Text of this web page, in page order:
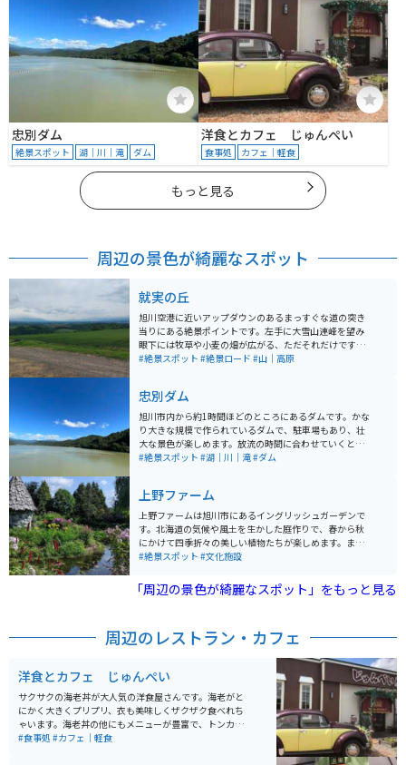
忠別ダム
絶景スポット 湖｜川｜滝 ダム
洋食とカフェ じゅんぺい
食事処 カフェ｜軽食
もっと見る
周辺の景色が綺麗なスポット
就実の丘
旭川空港に近いアップダウンのあるまっすぐな道の突き
当りにある絶景ポイントです。左手に大雪山連峰を望み
眼下には牧草や小麦の畑が広がる、ただそれだけですが
北海道らしい風景が広がっています。 簡単な観光案内看
にならないように訪れましょう。
#絶景スポット #絶景ロード #山｜高原
忠別ダム
旭川市内から約1時間ほどのところにあるダムです。かな
り大きな規模で作られているダムで、駐車場もあり、壮
大な景色が楽しめます。放流の時間に合わせていくと、
すごい量の水が放水されているのを見ることができ、か
にあるため、水と山が織りなす景色も絶景です。
#絶景スポット #湖｜川｜滝#ダム
上野ファーム
上野ファームは旭川市にあるイングリッシュガーデンで
す。北海道の気候や風土を生かした庭作りで、春から秋
にかけて四季折々の美しい植物たちが楽しめます。ま
た、売店では地元の酪農家が生産した牛乳を使ったスイ
どを買うことができます。
#絶景スポット #文化施設
「周辺の景色が綺麗なスポット」をもっと見る
周辺のレストラン・カフェ
洋食とカフェ じゅんぺい
サクサクの海老丼が大人気の洋食屋さんです。海老がと
にかく大きくプリプリ、衣も美味しくザクザク食べれち
ゃいます。海老丼の他にもメニューが豊富で、トンカ
ツ、チキンカツ、ミックス定食などガッツリ食べたい物
#食事処 #カフェ｜軽食